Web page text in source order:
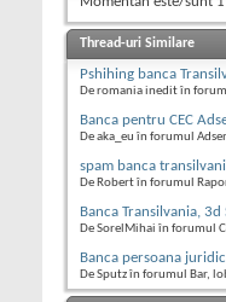
Thread-uri Similare
Pshihing banca
De romania inedit în
Banca pentru CEC
De aka_eu în forumul
spam banca
De Robert în forumul
Banca Transilvania, 3d
De SorelMihai în forumul
Banca persoana
De Sputz în forumul Bar,